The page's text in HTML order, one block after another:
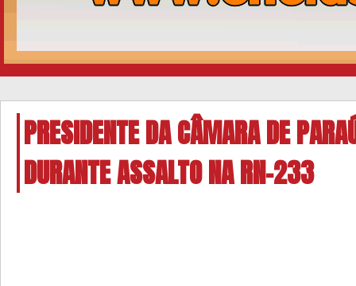
PRESIDENTE DA CÂMARA DE
DURANTE ASSALTO NA RN-233